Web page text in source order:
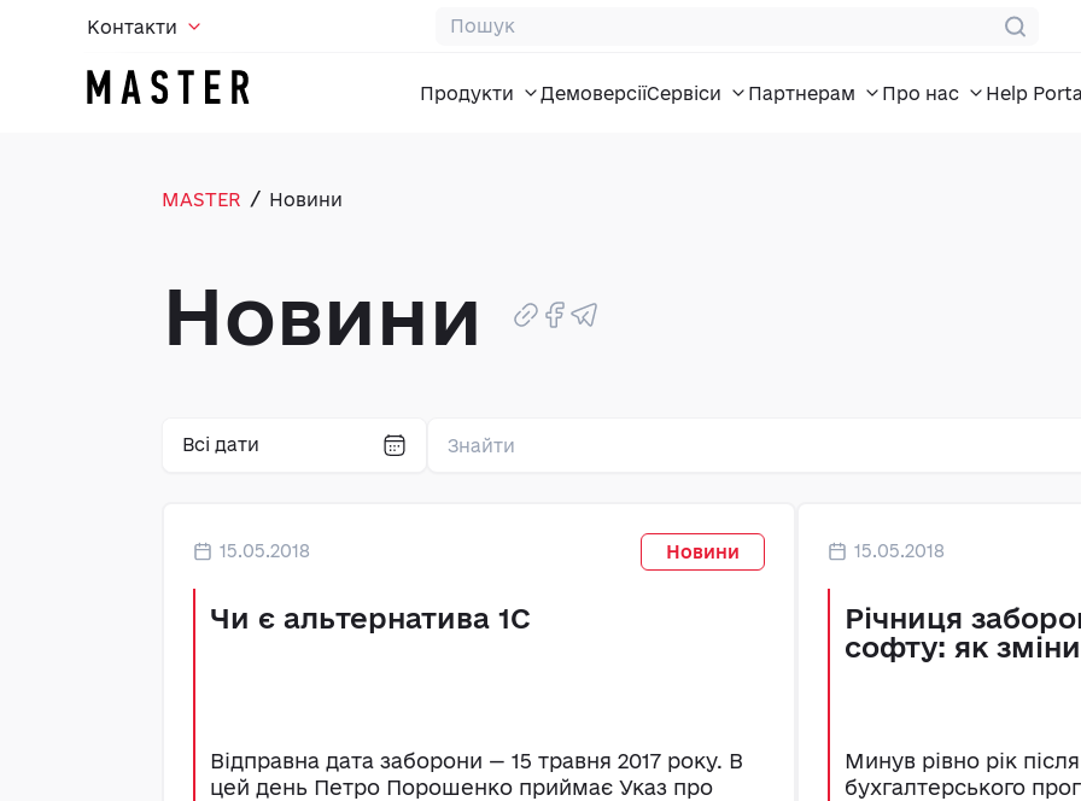
Контакти
Продукти ДемоверсіїСервіси Партнерам Про нас Help Portal
MASTER / Новини
Новини
Всі дати
15.05.2018 Новини
Чи є альтернатива 1С
Відправна дата заборони — 15 травня 2017 року. В
цей день Петро Порошенко приймає Указ про
15.05.2018
Річниця
софту: як
Минув рівно рік
бухгалтерського